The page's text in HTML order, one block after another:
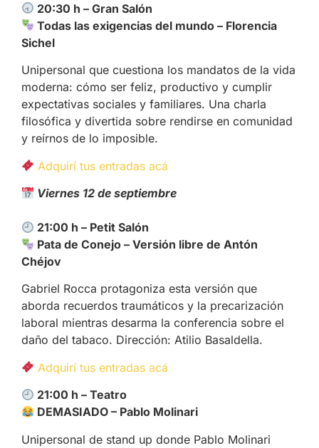
20:30 h – Gran Salón
Todas las exigencias del mundo – Florencia
Sichel
Unipersonal que cuestiona los mandatos de la vida
moderna: cómo ser feliz, productivo y cumplir
expectativas sociales y familiares. Una charla
filosófica y divertida sobre rendirse en comunidad
y reírnos de lo imposible.
Adquirí tus entradas acá
Viernes 12 de septiembre
21:00 h – Petit Salón
Pata de Conejo – Versión libre de Antón
Chéjov
Gabriel Rocca protagoniza esta versión que
aborda recuerdos traumáticos y la precarización
laboral mientras desarma la conferencia sobre el
daño del tabaco. Dirección: Atilio Basaldella.
Adquirí tus entradas acá
21:00 h – Teatro
DEMASIADO – Pablo Molinari
Unipersonal de stand up donde Pablo Molinari